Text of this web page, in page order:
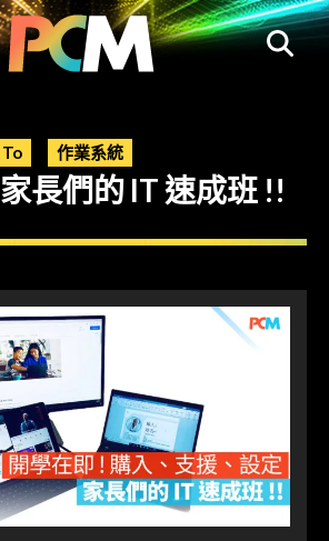
作業系統
長們的 IT 速成班 !!